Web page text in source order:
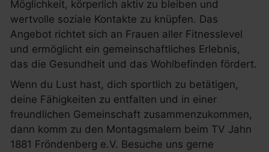
Möglichkeit, körperlich aktiv zu bleiben und
wertvolle soziale Kontakte zu knüpfen. Das
Angebot richtet sich an Frauen aller Fitnesslevel
und ermöglicht ein gemeinschaftliches Erlebnis,
das die Gesundheit und das Wohlbefinden fördert.
Wenn du Lust hast, dich sportlich zu betätigen,
deine Fähigkeiten zu entfalten und in einer
freundlichen Gemeinschaft zusammenzukommen,
dann komm zu den Montagsmalern beim TV Jahn
1881 Fröndenberg e.V. Besuche uns gerne